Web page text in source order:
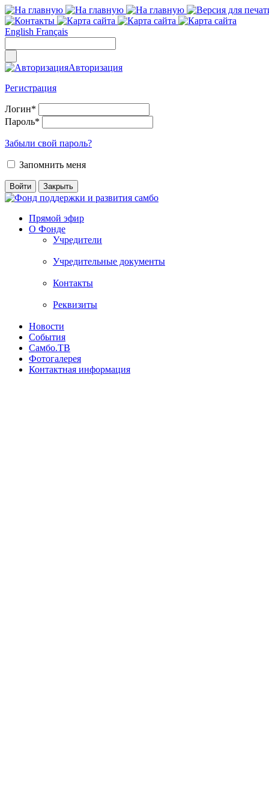
English Français
Авторизация
Регистрация
Логин*
Пароль*
Забыли свой пароль?
Запомнить меня
Прямой эфир
О Фонде
Учредители
Учредительные документы
Контакты
Реквизиты
Новости
События
Самбо.ТВ
Фотогалерея
Контактная информация